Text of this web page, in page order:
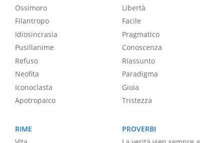
Ossimoro
Filantropo
Idiosincrasia
Pusillanime
Refuso
Neofita
Iconoclasta
Apotropaico
Libertà
Facile
Pragmatico
Conoscenza
Riassunto
Paradigma
Gioia
Tristezza
RIME
PROVERBI